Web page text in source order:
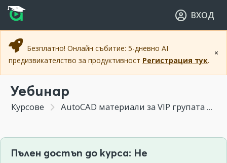
Прескочи към основното съдържание
Прескочи към навигацията
ВХОД
×
Безплатно! Онлайн събитие: 5-дневно AI
предизвикателство за продуктивност Регистрация тук.
Уебинар
Курсове AutoCAD материали за VIP групата
Пълен достъп до курса: Не